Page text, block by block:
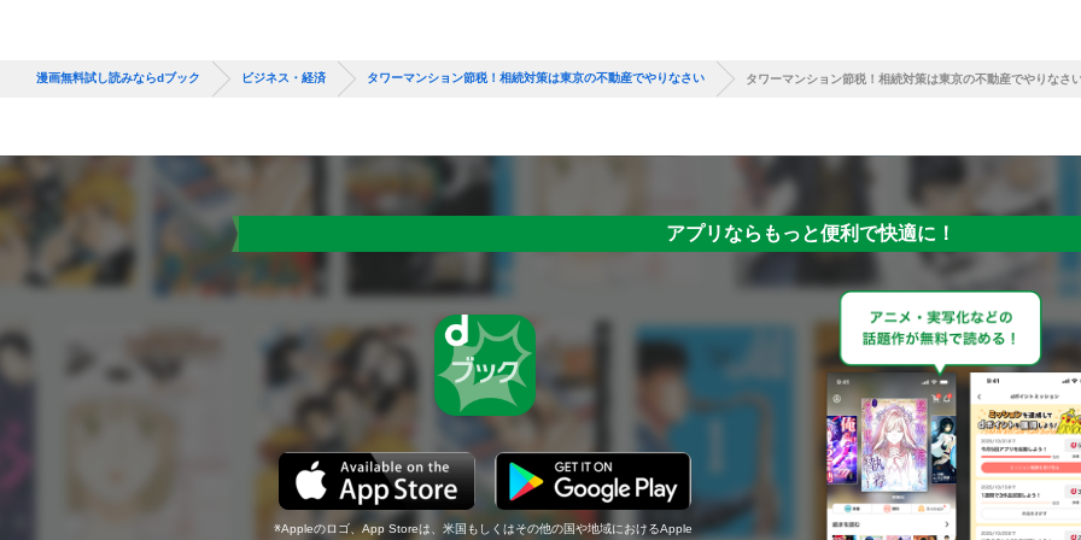
漫画無料試し読みならdブック ビジネス・経済 タワーマンション節税！相続対策は東京の不動産でやりなさい タワーマンション節税！相続対策は東京の不動産でやりなさ
アプリならもっと便利で快適に！
Appleのロゴ、App Storeは、米国もしくはその他の国や地域におけるApple